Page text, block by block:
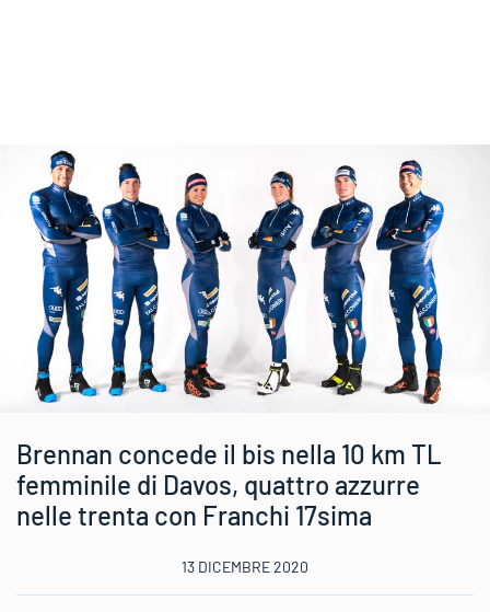
Brennan concede il bis nella 10 km TL
femminile di Davos, quattro azzurre
nelle trenta con Franchi 17sima
13 DICEMBRE 2020